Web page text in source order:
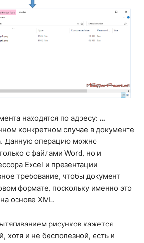
находятся по адресу: …
конкретном случае в документе
Данную операцию можно
с файлами Word, но и
Excel и презентации
требование, чтобы документ
формате, поскольку именно это
основе XML.
рисунков кажется
хотя и не бесполезной, есть и